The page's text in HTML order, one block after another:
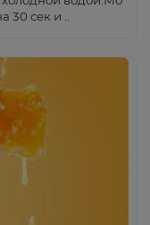
30 сек и ..